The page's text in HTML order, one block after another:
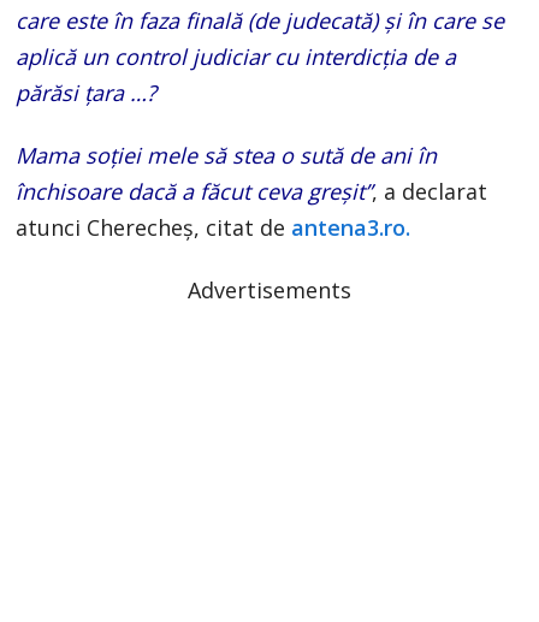
care este în faza finală (de judecată) și în care se
aplică un control judiciar cu interdicția de a
părăsi țara …?
Mama soției mele să stea o sută de ani în
închisoare dacă a făcut ceva greșit”, a declarat
atunci Cherecheș, citat de antena3.ro.
Advertisements